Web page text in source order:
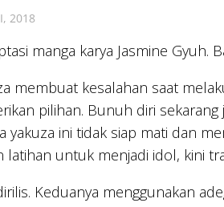
2018
manga karya Jasmine Gyuh.
membuat kesalahan saat
pilihan. Bunuh diri
yakuza ini tidak siap mati dan
untuk menjadi idol, kini
Keduanya menggunakan